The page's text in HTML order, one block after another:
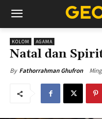
KOLOM AGAMA
Natal dan
By Fathorrahman Ghufron